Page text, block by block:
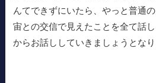
んてできずにいたら、やっと普通
宙との交信で見えたことを全て話
からお話ししていきましょうとなり